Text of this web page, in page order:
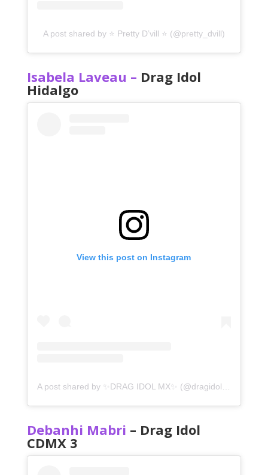
A post shared by ⭐️ Pretty D’vill ⭐️ (@pretty_dvill)
Isabela Laveau – Drag Idol
Hidalgo
View this post on Instagram
Debanhi Mabri – Drag Idol
CDMX 3